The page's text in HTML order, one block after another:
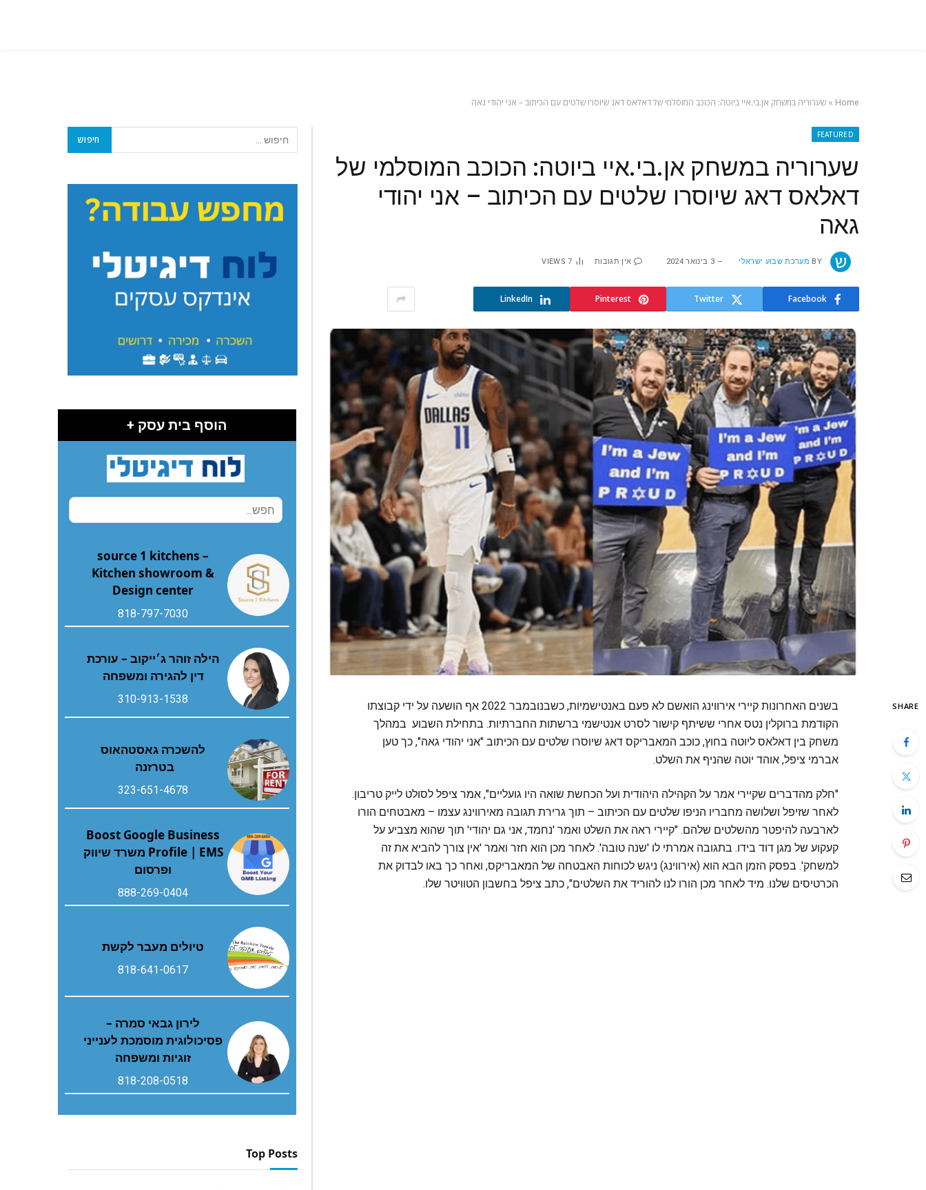
Home
» שערוריה במשחק אן.בי.איי ביוטה: הכוכב המוסלמי של דאלאס דאג שיוסרו שלטים עם הכיתוב – אני יהודי גאה
FEATURED
שערוריה במשחק אן.בי.איי ביוטה: הכוכב המוסלמי של
דאלאס דאג שיוסרו שלטים עם הכיתוב – אני יהודי
גאה
BY מערכת שבוע ישראלי 3 בינואר 2024 אין תגובות 7
VIEWS
Facebook
Twitter
Pinterest
LinkedIn
SHARE
בשנים האחרונות קיירי אירווינג הואשם לא פעם באנטישמיות, כשבנובמבר 2022 אף הושעה על ידי קבוצתו
הקודמת ברוקלין נטס אחרי ששיתף קישור לסרט אנטישמי ברשתות החברתיות. בתחילת השבוע במהלך
משחק בין דאלאס ליוטה בחוץ, כוכב המאבריקס דאג שיוסרו שלטים עם הכיתוב "אני יהודי גאה", כך טען
אברמי ציפל, אוהד יוטה שהניף את השלט.
"חלק מהדברים שקיירי אמר על הקהילה היהודית ועל הכחשת שואה היו גועליים", אמר ציפל לסולט לייק טריבון.
לאחר שזיפל ושלושה מחבריו הניפו שלטים עם הכיתוב – תוך גרירת תגובה מאירווינג עצמו – מאבטחים הורו
לארבעה להיפטר מהשלטים שלהם. "קיירי ראה את השלט ואמר 'נחמד, אני גם יהודי' תוך שהוא מצביע על
קעקוע של מגן דוד בידו. בתגובה אמרתי לו 'שנה טובה'. לאחר מכן הוא חזר ואמר 'אין צורך להביא את זה
למשחק'. בפסק הזמן הבא הוא (אירווינג) ניגש לכוחות האבטחה של המאבריקס, ואחר כך באו לבדוק את
הכרטיסים שלנו. מיד לאחר מכן הורו לנו להוריד את השלטים", כתב ציפל בחשבון הטוויטר שלו.
הוסף בית עסק +
source 1 kitchens –
Kitchen showroom &
Design center
818-797-7030
הילה זוהר ג׳ייקוב – עורכת
דין להגירה ומשפחה
310-913-1538
להשכרה גאסטהאוס
בטרזנה
323-651-4678
Boost Google Business
Profile | EMS משרד שיווק
ופרסום
888-269-0404
טיולים מעבר לקשת
818-641-0617
לירון גבאי סמרה –
פסיכולוגית מוסמכת לענייני
זוגיות ומשפחה
818-208-0518
Top Posts